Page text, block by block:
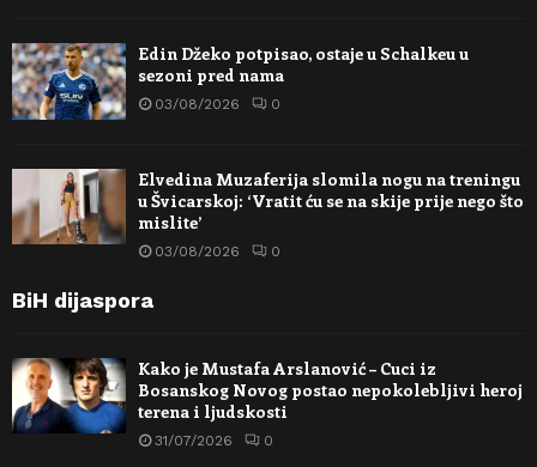
Edin Džeko potpisao, ostaje u Schalkeu u
sezoni pred nama
03/08/2026 0
Elvedina Muzaferija slomila nogu na treningu
u Švicarskoj: ‘Vratit ću se na skije prije nego što
mislite’
03/08/2026 0
BiH dijaspora
Kako je Mustafa Arslanović – Cuci iz
Bosanskog Novog postao nepokolebljivi heroj
terena i ljudskosti
31/07/2026 0